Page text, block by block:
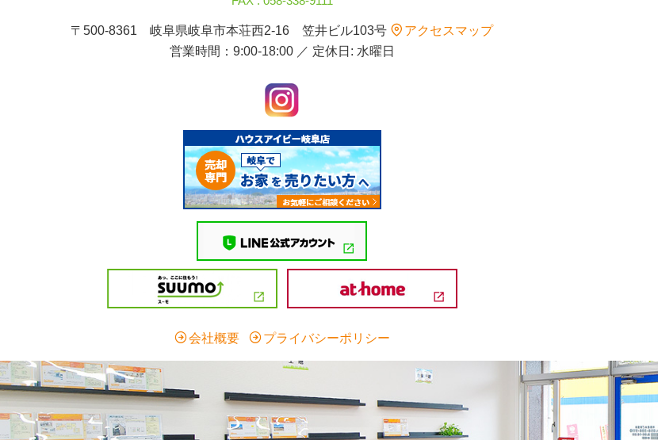
〒500-8361 岐阜県岐阜市本荘西2-16 笠井ビル103号
アクセスマップ
営業時間：9:00-18:00 ／ 定休日: 水曜日
会社概要 プライバシーポリシー